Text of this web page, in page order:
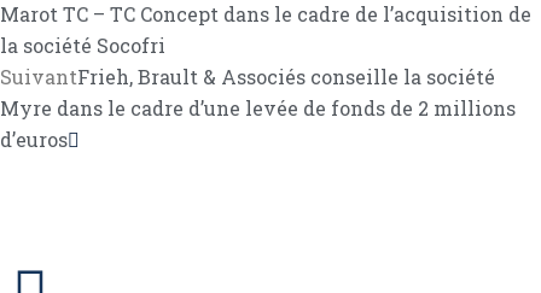
Marot TC – TC Concept dans le cadre de l’acquisition de
la société Socofri
SuivantFrieh, Brault & Associés conseille la société
Myre dans le cadre d’une levée de fonds de 2 millions
d’euros